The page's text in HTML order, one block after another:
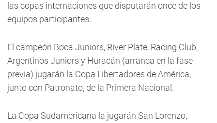
las copas internaciones que disputarán once de los
equipos participantes.
El campeón Boca Juniors, River Plate, Racing Club,
Argentinos Juniors y Huracán (arranca en la fase
previa) jugarán la Copa Libertadores de América,
junto con Patronato, de la Primera Nacional.
La Copa Sudamericana la jugarán San Lorenzo,